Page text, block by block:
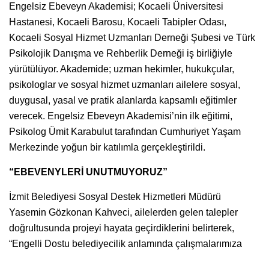
Engelsiz Ebeveyn Akademisi; Kocaeli Üniversitesi
Hastanesi, Kocaeli Barosu, Kocaeli Tabipler Odası,
Kocaeli Sosyal Hizmet Uzmanları Derneği Şubesi ve Türk
Psikolojik Danışma ve Rehberlik Derneği iş birliğiyle
yürütülüyor. Akademide; uzman hekimler, hukukçular,
psikologlar ve sosyal hizmet uzmanları ailelere sosyal,
duygusal, yasal ve pratik alanlarda kapsamlı eğitimler
verecek. Engelsiz Ebeveyn Akademisi’nin ilk eğitimi,
Psikolog Ümit Karabulut tarafından Cumhuriyet Yaşam
Merkezinde yoğun bir katılımla gerçekleştirildi.
“EBEVENYLERİ UNUTMUYORUZ”
İzmit Belediyesi Sosyal Destek Hizmetleri Müdürü
Yasemin Gözkonan Kahveci, ailelerden gelen talepler
doğrultusunda projeyi hayata geçirdiklerini belirterek,
“Engelli Dostu belediyecilik anlamında çalışmalarımıza